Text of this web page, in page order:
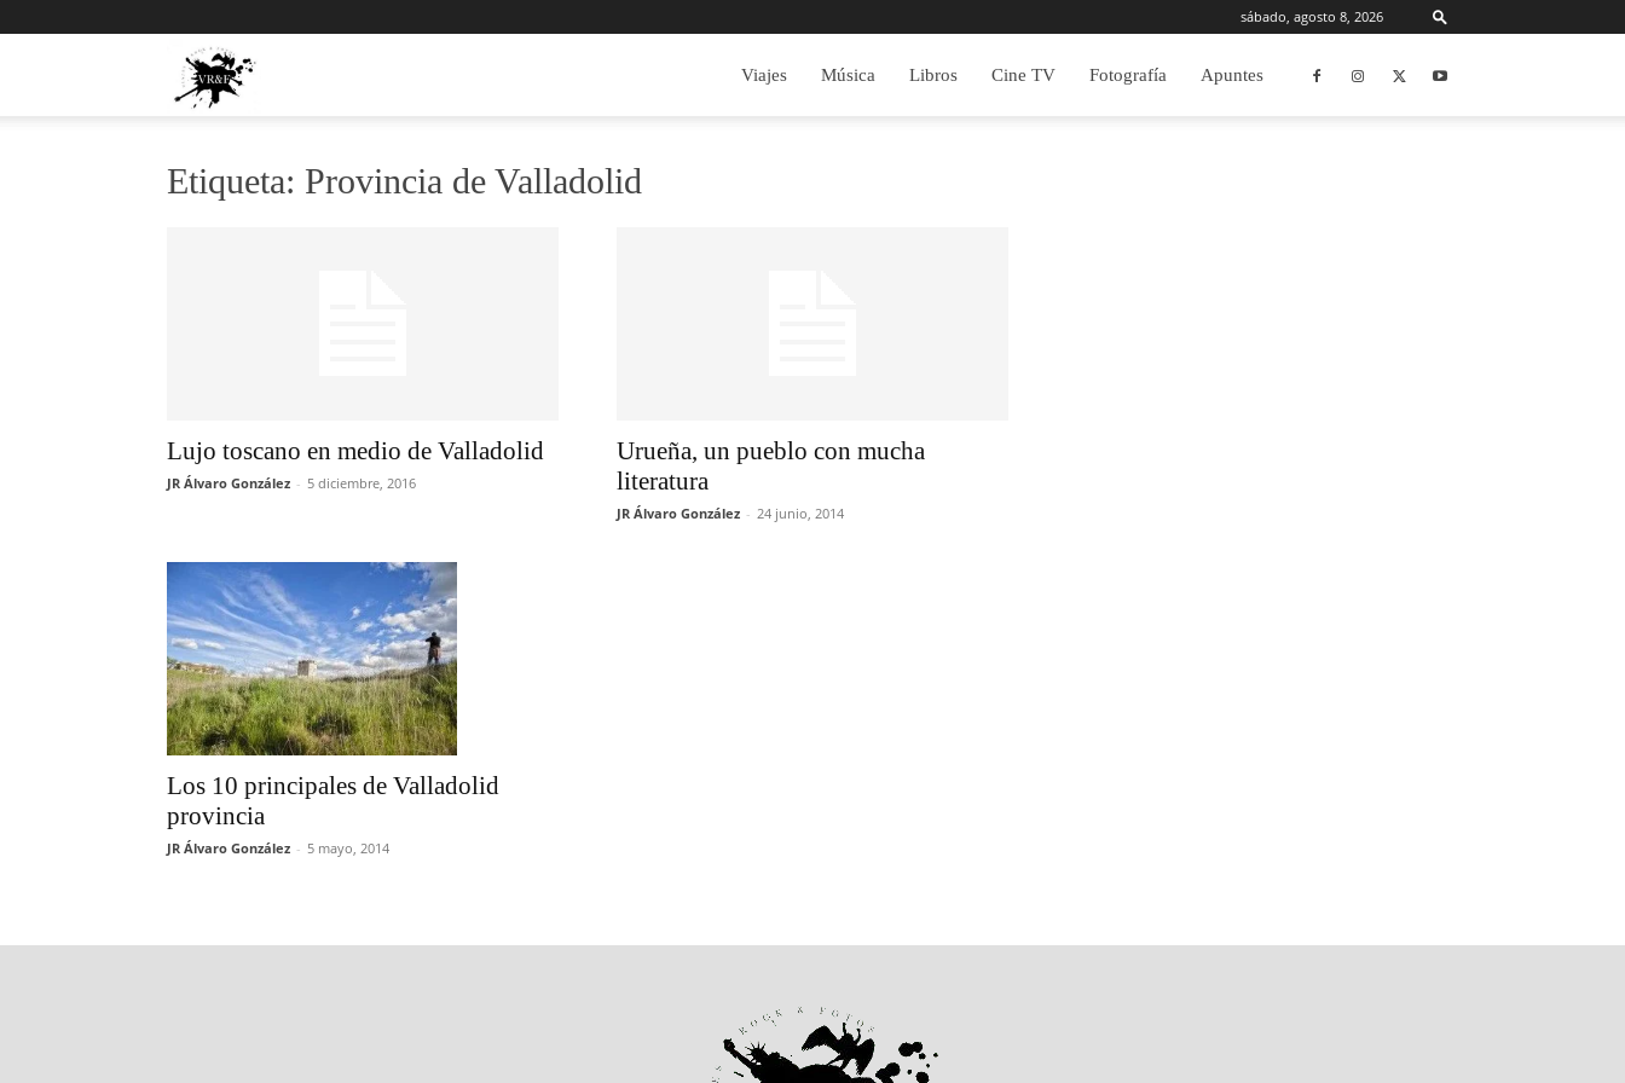
sábado, agosto 8, 2026
Viajes Música Libros Cine TV Fotografía Apuntes
Etiqueta: Provincia de Valladolid
Lujo toscano en medio de Valladolid
JR Álvaro González - 5 diciembre, 2016
Urueña, un pueblo con mucha
literatura
JR Álvaro González - 24 junio, 2014
Los 10 principales de Valladolid
provincia
JR Álvaro González - 5 mayo, 2014